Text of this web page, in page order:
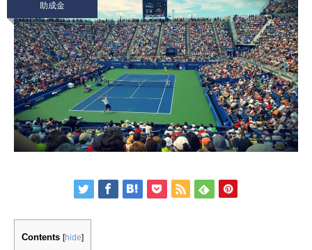
助成金
Contents [hide]